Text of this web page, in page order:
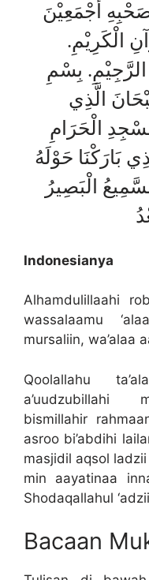
أَجْمَعِيْنَ
الْكَرِيْمِ.
الرَّجِيْمِ. بِسْمِ
الَّذِي
الْحَرَامِ
بَارَكْنَا حَوْلَهُ
الْبَصِيرُ
Indonesianya
Alhamdulillaahi
wassalaamu
mursaliin, wa’alaa
Qoolallahu
a’uudzubillahi
bismillahir
asroo bi’abdihi
masjidil aqsol
min aayatinaa
Shodaqallahul
Bacaan